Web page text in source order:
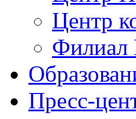
Центр
Пресс-